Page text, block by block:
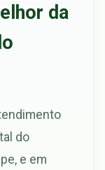
da
do
e em